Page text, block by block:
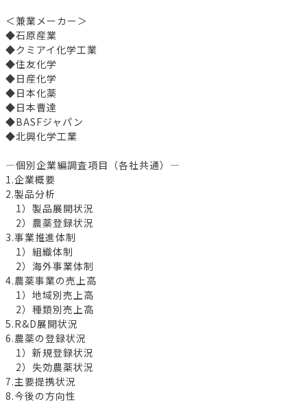
＜兼業メーカー＞
◆石原産業
◆クミアイ化学工業
◆住友化学
◆日産化学
◆日本化薬
◆日本曹達
◆BASFジャパン
◆北興化学工業
―個別企業編調査項目（各社共通）―
1.企業概要
2.製品分析
1）製品展開状況
2）農薬登録状況
3.事業推進体制
1）組織体制
2）海外事業体制
4.農薬事業の売上高
1）地域別売上高
2）種類別売上高
5.R&D展開状況
6.農薬の登録状況
1）新規登録状況
2）失効農薬状況
7.主要提携状況
8.今後の方向性